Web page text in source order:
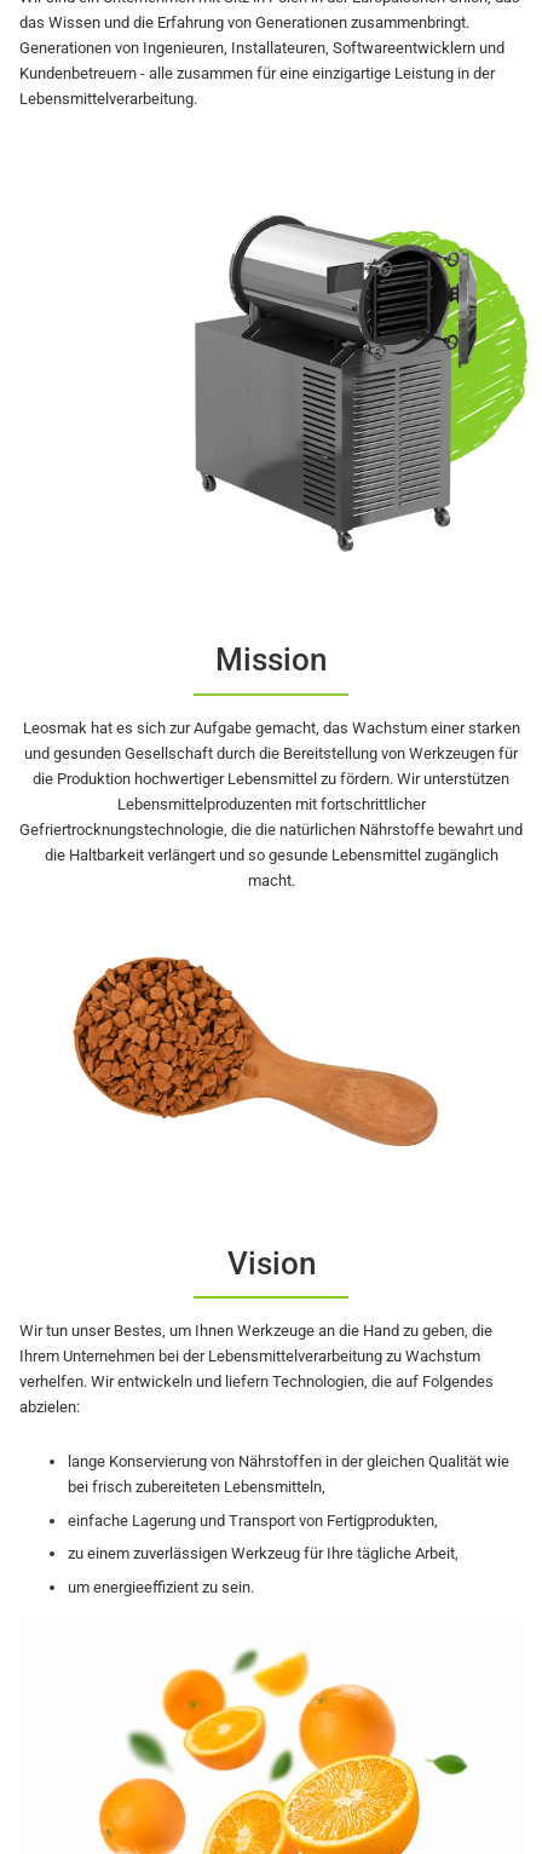
das Wissen und die Erfahrung von Generationen zusammenbringt.
Generationen von Ingenieuren, Installateuren, Softwareentwicklern und
Kundenbetreuern - alle zusammen für eine einzigartige Leistung in der
Lebensmittelverarbeitung.
Mission
Leosmak hat es sich zur Aufgabe gemacht, das Wachstum einer starken
und gesunden Gesellschaft durch die Bereitstellung von Werkzeugen für
die Produktion hochwertiger Lebensmittel zu fördern. Wir unterstützen
Lebensmittelproduzenten mit fortschrittlicher
Gefriertrocknungstechnologie, die die natürlichen Nährstoffe bewahrt und
die Haltbarkeit verlängert und so gesunde Lebensmittel zugänglich
macht.
Vision
Wir tun unser Bestes, um Ihnen Werkzeuge an die Hand zu geben, die
Ihrem Unternehmen bei der Lebensmittelverarbeitung zu Wachstum
verhelfen. Wir entwickeln und liefern Technologien, die auf Folgendes
abzielen:
lange Konservierung von Nährstoffen in der gleichen Qualität wie
bei frisch zubereiteten Lebensmitteln,
einfache Lagerung und Transport von Fertigprodukten,
zu einem zuverlässigen Werkzeug für Ihre tägliche Arbeit,
um energieeffizient zu sein.